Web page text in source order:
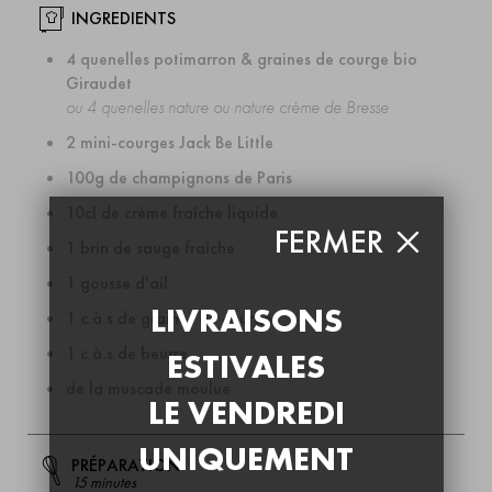
FERMER
LIVRAISONS
ESTIVALES
LE VENDREDI
UNIQUEMENT
INGREDIENTS
4 quenelles potimarron & graines de courge bio
Giraudet
ou 4 quenelles nature ou nature crème de Bresse
2 mini-courges Jack Be Little
100g de champignons de Paris
1 c.à.s de graines de courge
1 c.à.s de beurre
PRÉPARATION
15 minutes